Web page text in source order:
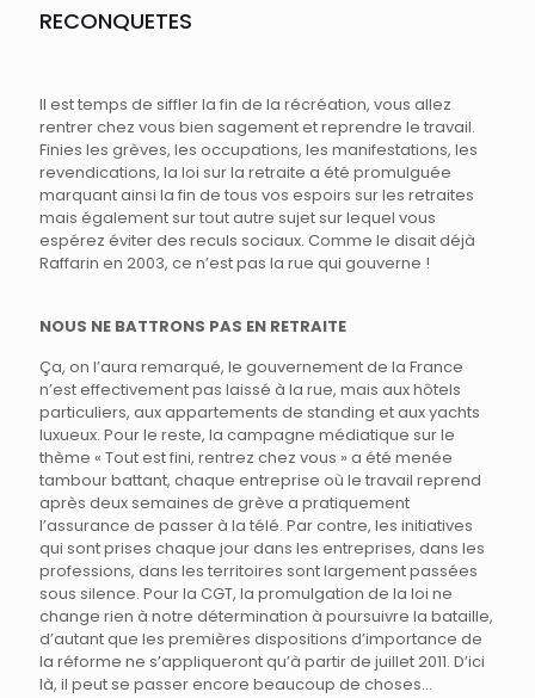
RECONQUETES
Il est temps de siffler la fin de la récréation, vous allez
rentrer chez vous bien sagement et reprendre le travail.
Finies les grèves, les occupations, les manifestations, les
revendications, la loi sur la retraite a été promulguée
marquant ainsi la fin de tous vos espoirs sur les retraites
mais également sur tout autre sujet sur lequel vous
espérez éviter des reculs sociaux. Comme le disait déjà
Raffarin en 2003, ce n’est pas la rue qui gouverne !
NOUS NE BATTRONS PAS EN RETRAITE
Ça, on l’aura remarqué, le gouvernement de la France
n’est effectivement pas laissé à la rue, mais aux hôtels
particuliers, aux appartements de standing et aux yachts
luxueux. Pour le reste, la campagne médiatique sur le
thème « Tout est fini, rentrez chez vous » a été menée
tambour battant, chaque entreprise où le travail reprend
après deux semaines de grève a pratiquement
l’assurance de passer à la télé. Par contre, les initiatives
qui sont prises chaque jour dans les entreprises, dans les
professions, dans les territoires sont largement passées
sous silence. Pour la CGT, la promulgation de la loi ne
change rien à notre détermination à poursuivre la bataille,
d’autant que les premières dispositions d’importance de
la réforme ne s’appliqueront qu’à partir de juillet 2011. D’ici
là, il peut se passer encore beaucoup de choses…